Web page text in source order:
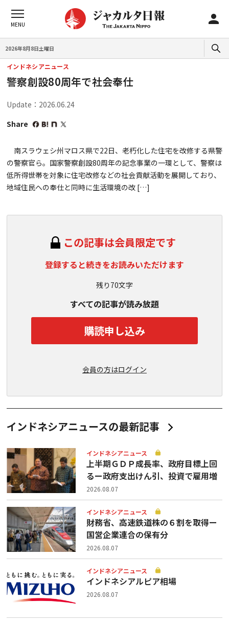
2026年8月8日土曜日
インドネシアニュース
警察創設80周年で社会奉仕
Update：2026.06.24
Share
南スラウェシ州マロス県で22日、老朽化した住宅を改修する県警
の警察官ら。国家警察創設80周年の記念事業の一環として、警察は
低所得世帯を対象に住宅改修などの社会貢献活動を展開しており、
地域住民への奉仕と同時に生活環境の改 […]
この記事は会員限定です
登録すると続きをお読みいただけます
残り70文字
すべての記事が読み放題
購読申し込み
会員の方はログイン
インドネシアニュースの最新記事
インドネシアニュース
上半期ＧＤＰ成長率、政府目標上回
るー政府支出けん引、投資で雇用増
2026.08.07
インドネシアニュース
財務省、高速鉄道株の６割を取得ー
国営企業連合の保有分
2026.08.07
インドネシアニュース
インドネシアルピア相場
2026.08.07